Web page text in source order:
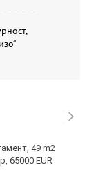
49 m2
65000 EUR